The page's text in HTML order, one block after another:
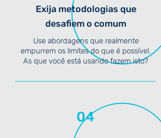
Exija metodologias que
desafiem o comum
Use abordagens que realmente
empurrem os limites do que é possível.
As que você está usando fazem isto?
04